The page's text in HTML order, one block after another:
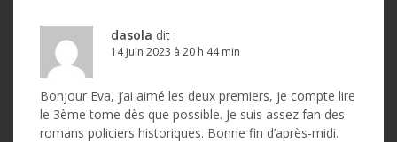
dasola dit :
14 juin 2023 à 20 h 44 min
Bonjour Eva, j’ai aimé les deux premiers, je compte lire
le 3ème tome dès que possible. Je suis assez fan des
romans policiers historiques. Bonne fin d’après-midi.